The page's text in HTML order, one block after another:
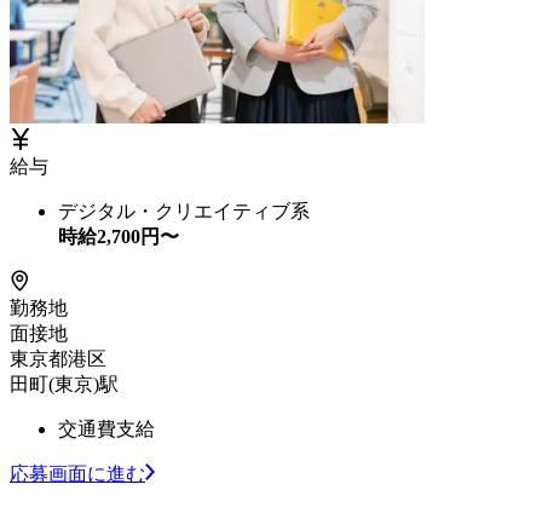
給与
デジタル・クリエイティブ系
時給2,700円〜
勤務地
面接地
東京都港区
田町(東京)駅
交通費支給
応募画面に進む